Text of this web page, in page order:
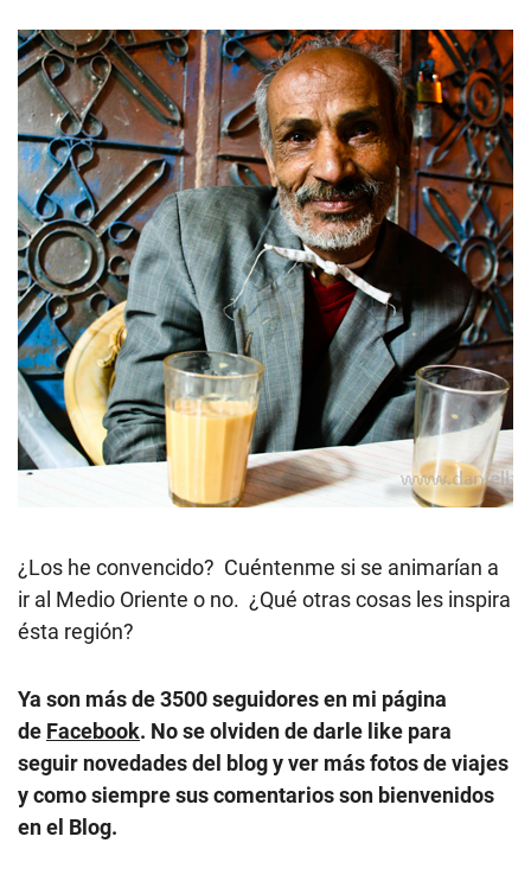
¿Los he convencido? Cuéntenme si se animarían a
ir al Medio Oriente o no. ¿Qué otras cosas les inspira
ésta región?
Ya son más de 3500 seguidores en mi página
de Facebook. No se olviden de darle like para
seguir novedades del blog y ver más fotos de viajes
y como siempre sus comentarios son bienvenidos
en el Blog.